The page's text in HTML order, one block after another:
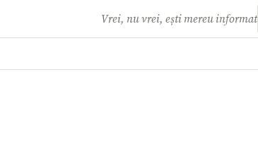
Vrei, nu vrei, ești mereu informat